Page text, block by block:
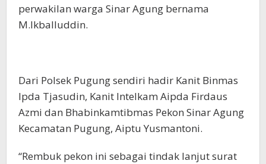
perwakilan warga Sinar Agung bernama
M.Ikballuddin.
Dari Polsek Pugung sendiri hadir Kanit Binmas
Ipda Tjasudin, Kanit Intelkam Aipda Firdaus
Azmi dan Bhabinkamtibmas Pekon Sinar Agung
Kecamatan Pugung, Aiptu Yusmantoni.
“Rembuk pekon ini sebagai tindak lanjut surat